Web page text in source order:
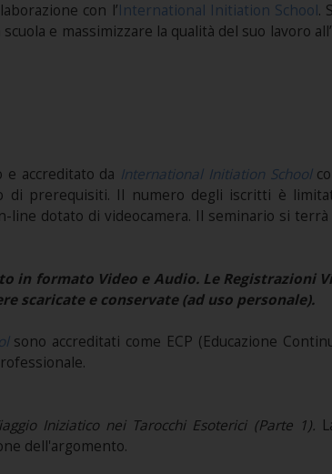
con l’International Initiation School.
e massimizzare la qualità del suo lavoro
accreditato da International Initiation School
prerequisiti. Il numero degli iscritti è
line dotato di videocamera. Il seminario si
in formato Video e Audio. Le
scaricate e conservate (ad uso personale).
sono accreditati come ECP (Educazione
Iniziatico nei Tarocchi Esoterici (Parte 1).
dell'argomento.